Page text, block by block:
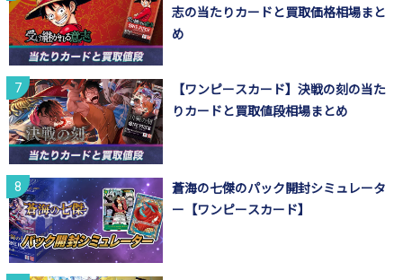
志の当たりカードと買取価格相場まと
め
【ワンピースカード】決戦の刻の当た
りカードと買取値段相場まとめ
蒼海の七傑のパック開封シミュレータ
ー【ワンピースカード】